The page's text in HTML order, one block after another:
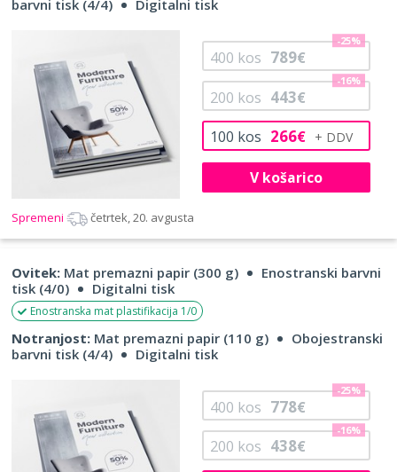
barvni tisk (4/4)
Digitalni tisk
100 kos 266€
200 kos 443€
-16%
400 kos 789€
-25%
V košarico
Spremeni četrtek, 20. avgusta
Ovitek: Mat premazni papir (300 g)
Enostranski barvni
tisk (4/0)
Digitalni tisk
Enostranska mat plastifikacija 1/0
Notranjost: Mat premazni papir (110 g)
Obojestranski
barvni tisk (4/4)
Digitalni tisk
200 kos 438€
-16%
400 kos 778€
-25%